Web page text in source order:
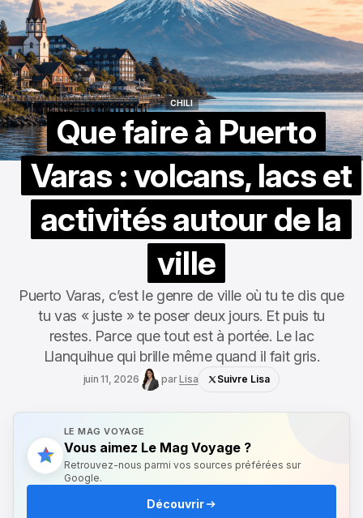
CHILI
Que faire à Puerto
Varas : volcans, lacs et
activités autour de la
ville
Puerto Varas, c’est le genre de ville où tu te dis que
tu vas « juste » te poser deux jours. Et puis tu
restes. Parce que tout est à portée. Le lac
Llanquihue qui brille même quand il fait gris.
juin 11, 2026 parLisa Suivre Lisa
LE MAG VOYAGE
Vous aimez Le Mag Voyage ?
Retrouvez-nous parmi vos sources préférées sur
Google.
Découvrir